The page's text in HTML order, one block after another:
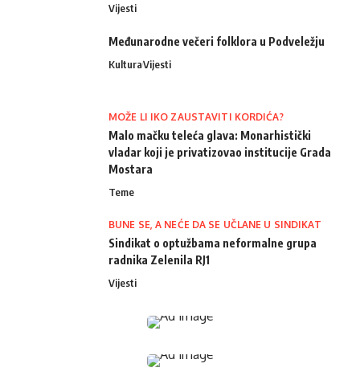
Vijesti
Međunarodne večeri folklora u Podveležju
KulturaVijesti
MOŽE LI IKO ZAUSTAVITI KORDIĆA?
Malo mačku teleća glava: Monarhistički
vladar koji je privatizovao institucije Grada
Mostara
Teme
BUNE SE, A NEĆE DA SE UČLANE U SINDIKAT
Sindikat o optužbama neformalne grupa
radnika Zelenila RJ1
Vijesti